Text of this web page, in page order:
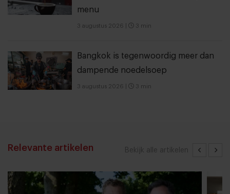
menu
3 augustus 2026 3 min
Bangkok is tegenwoordig meer dan
dampende noedelsoep
3 augustus 2026 3 min
Bekijk alle artikelen
Relevante artikelen